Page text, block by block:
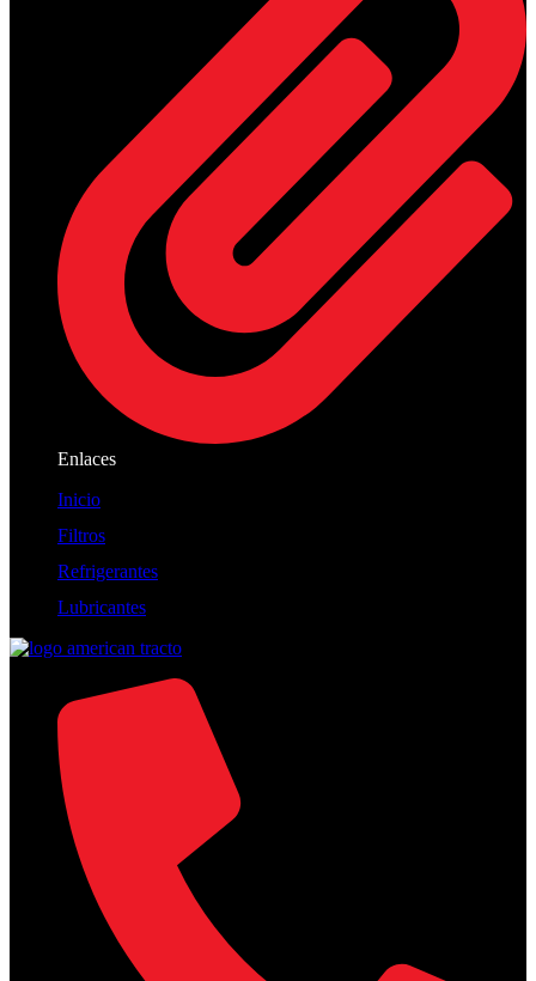
Enlaces
Inicio
Filtros
Refrigerantes
Lubricantes